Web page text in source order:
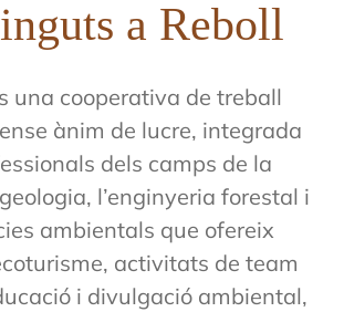
a Reboll
una cooperativa de treball
ànim de lucre, integrada
dels camps de la
l’enginyeria forestal i
ambientals que ofereix
activitats de team
i divulgació ambiental,